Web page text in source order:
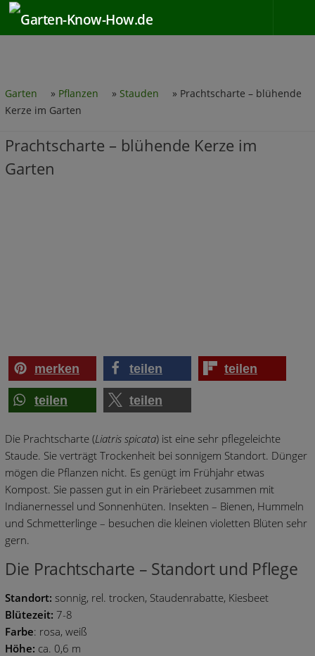
Zum Inhalt springen
Garten » Pflanzen » Stauden » Prachtscharte – blühende
Kerze im Garten
Prachtscharte – blühende Kerze im
Garten
merken teilen teilen
teilen teilen
Die Prachtscharte (Liatris spicata) ist eine sehr pflegeleichte
Staude. Sie verträgt Trockenheit bei sonnigem Standort. Dünger
mögen die Pflanzen nicht. Es genügt im Frühjahr etwas
Kompost. Sie passen gut in ein Präriebeet zusammen mit
Indianernessel und Sonnenhüten. Insekten – Bienen, Hummeln
und Schmetterlinge – besuchen die kleinen violetten Blüten sehr
gern.
Die Prachtscharte – Standort und Pflege
Standort: sonnig, rel. trocken, Staudenrabatte, Kiesbeet
Blütezeit: 7-8
Farbe: rosa, weiß
Höhe: ca. 0,6 m